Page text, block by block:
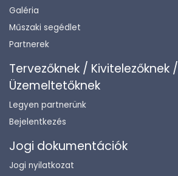
Galéria
Műszaki segédlet
Partnerek
Tervezőknek / Kivitelezőknek /
Üzemeltetőknek
Legyen partnerünk
Bejelentkezés
Jogi dokumentációk
Jogi nyilatkozat